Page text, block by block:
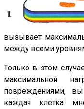
вызывает
между всеми
Только в этом
максимальной
повреждениями,
каждая клетка